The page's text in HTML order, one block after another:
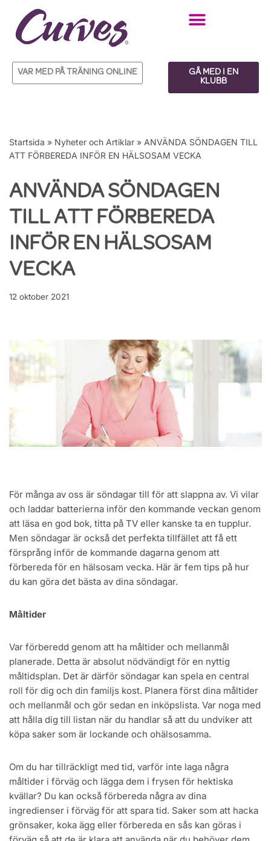
Hoppa
innehåll
VAR MED PÅ TRÄNING ONLINE
GÅ MED I EN
KLUBB
Startsida » Nyheter och Artiklar » ANVÄNDA SÖNDAGEN TILL
ATT FÖRBEREDA INFÖR EN HÄLSOSAM VECKA
ANVÄNDA SÖNDAGEN
TILL ATT FÖRBEREDA
INFÖR EN HÄLSOSAM
VECKA
12 oktober 2021
För många av oss är söndagar till för att slappna av. Vi vilar
och laddar batterierna inför den kommande veckan genom
att läsa en god bok, titta på TV eller kanske ta en tupplur.
Men söndagar är också det perfekta tillfället att få ett
försprång inför de kommande dagarna genom att
förbereda för en hälsosam vecka. Här är fem tips på hur
du kan göra det bästa av dina söndagar.
Måltider
Var förberedd genom att ha måltider och mellanmål
planerade. Detta är absolut nödvändigt för en nyttig
måltidsplan. Det är därför söndagar kan spela en central
roll för dig och din familjs kost. Planera först dina måltider
och mellanmål och gör sedan en inköpslista. Var noga med
att hålla dig till listan när du handlar så att du undviker att
köpa saker som är lockande och ohälsosamma.
Om du har tillräckligt med tid, varför inte laga några
måltider i förväg och lägga dem i frysen för hektiska
kvällar? Du kan också förbereda några av dina
ingredienser i förväg för att spara tid. Saker som att hacka
grönsaker, koka ägg eller förbereda en sås kan göras i